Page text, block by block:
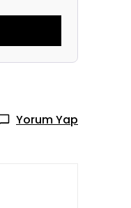
Yorum Yap